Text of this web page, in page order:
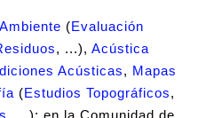
(Evaluación
, ...), Acústica
Acústicas, Mapas
(Estudios Topográficos,